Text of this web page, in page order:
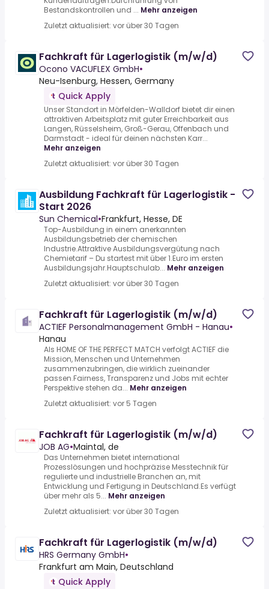
Bestandskontrollen und ... Mehr anzeigen
Zuletzt aktualisiert: vor über 30 Tagen
Fachkraft für Lagerlogistik (m/w/d)
Ocono VACUFLEX GmbH•
Neu-Isenburg, Hessen, Germany
Quick Apply
Unser Standort in Mörfelden-Walldorf bietet dir einen
attraktiven Arbeitsplatz mit guter Erreichbarkeit aus
Langen, Rüsselsheim, Groß-Gerau, Offenbach und
Darmstadt - ideal für deinen nächsten Karr...
Mehr anzeigen
Zuletzt aktualisiert: vor über 30 Tagen
Ausbildung Fachkraft für Lagerlogistik -
Start 2026
Sun Chemical•Frankfurt, Hesse, DE
Top-Ausbildung in einem anerkannten
Ausbildungsbetrieb der chemischen
Industrie.Attraktive Ausbildungsvergütung nach
Chemietarif – Du startest mit über 1.Euro im ersten
Ausbildungsjahr.Hauptschulab... Mehr anzeigen
Zuletzt aktualisiert: vor über 30 Tagen
Fachkraft für Lagerlogistik (m/w/d)
ACTIEF Personalmanagement GmbH - Hanau•
Hanau
Als HOME OF THE PERFECT MATCH verfolgt ACTIEF die
Mission, Menschen und Unternehmen
zusammenzubringen, die wirklich zueinander
passen.Fairness, Transparenz und Jobs mit echter
Perspektive stehen da... Mehr anzeigen
Zuletzt aktualisiert: vor 5 Tagen
Fachkraft für Lagerlogistik (m/w/d)
JOB AG•Maintal, de
Das Unternehmen bietet international
Prozesslösungen und hochpräzise Messtechnik für
regulierte und industrielle Branchen an, mit
Entwicklung und Fertigung in Deutschland.Es verfügt
über mehr als 5... Mehr anzeigen
Zuletzt aktualisiert: vor über 30 Tagen
Fachkraft für Lagerlogistik (m/w/d)
HRS Germany GmbH•
Frankfurt am Main, Deutschland
Quick Apply